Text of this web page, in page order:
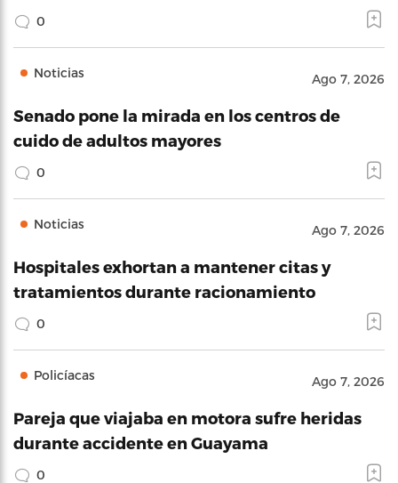
0
Noticias Ago 7, 2026
Senado pone la mirada en los centros de
cuido de adultos mayores
0
Noticias Ago 7, 2026
Hospitales exhortan a mantener citas y
tratamientos durante racionamiento
0
Policíacas Ago 7, 2026
Pareja que viajaba en motora sufre heridas
durante accidente en Guayama
0